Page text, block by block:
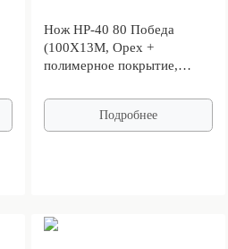
Нож НР-40 80 Победа
(100Х13М, Орех +
полимерное покрытие,
Подробнее